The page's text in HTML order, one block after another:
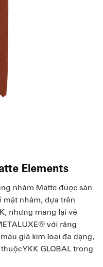
Elements
nhám Matte được sản
nhám, dựa trên
nhưng mang lại vẻ
với răng
giả kim loại đa dạng,
YKK GLOBAL trong